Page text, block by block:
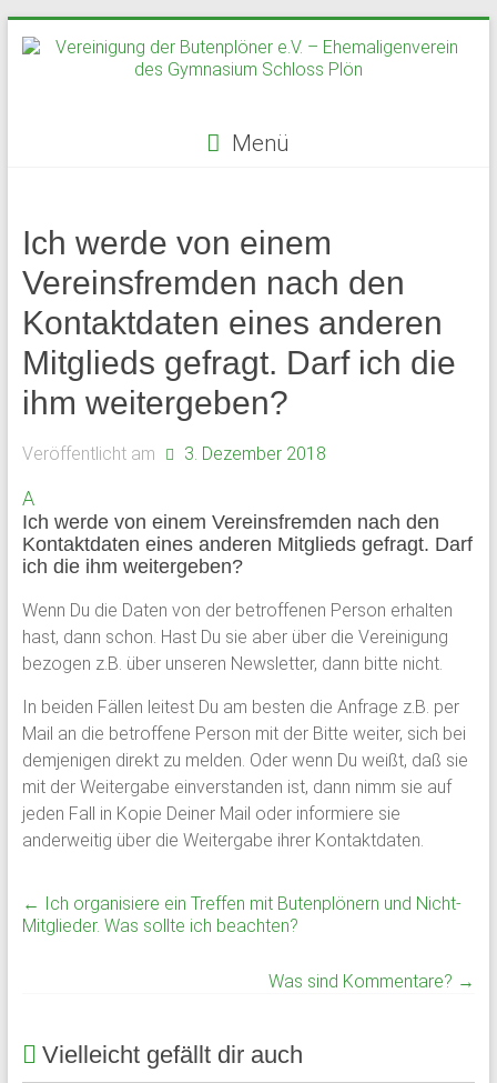
Inhalt
der
Butenplöner
e.V.
–
Ehemaligenverein
des
Gymnasium
Schloss
Plön
1951
von
ehemaligen
Schülern
des
Plöner
Internats
gegründet,
bildet
Zusammenschluß
ehemaliger
Mitarbeiter
des
Menü
Ich werde von einem
Vereinsfremden nach den
Kontaktdaten eines anderen
Mitglieds gefragt. Darf ich die
ihm weitergeben?
Veröffentlicht am 3. Dezember 2018
A
Ich werde von einem Vereinsfremden nach den
Kontaktdaten eines anderen Mitglieds gefragt. Darf
ich die ihm weitergeben?
Wenn Du die Daten von der betroffenen Person erhalten
hast, dann schon. Hast Du sie aber über die Vereinigung
bezogen z.B. über unseren Newsletter, dann bitte nicht.
In beiden Fällen leitest Du am besten die Anfrage z.B. per
Mail an die betroffene Person mit der Bitte weiter, sich bei
demjenigen direkt zu melden. Oder wenn Du weißt, daß sie
mit der Weitergabe einverstanden ist, dann nimm sie auf
jeden Fall in Kopie Deiner Mail oder informiere sie
anderweitig über die Weitergabe ihrer Kontaktdaten.
← Ich organisiere ein Treffen mit Butenplönern und Nicht-
Mitglieder. Was sollte ich beachten?
Was sind Kommentare? →
Vielleicht gefällt dir auch